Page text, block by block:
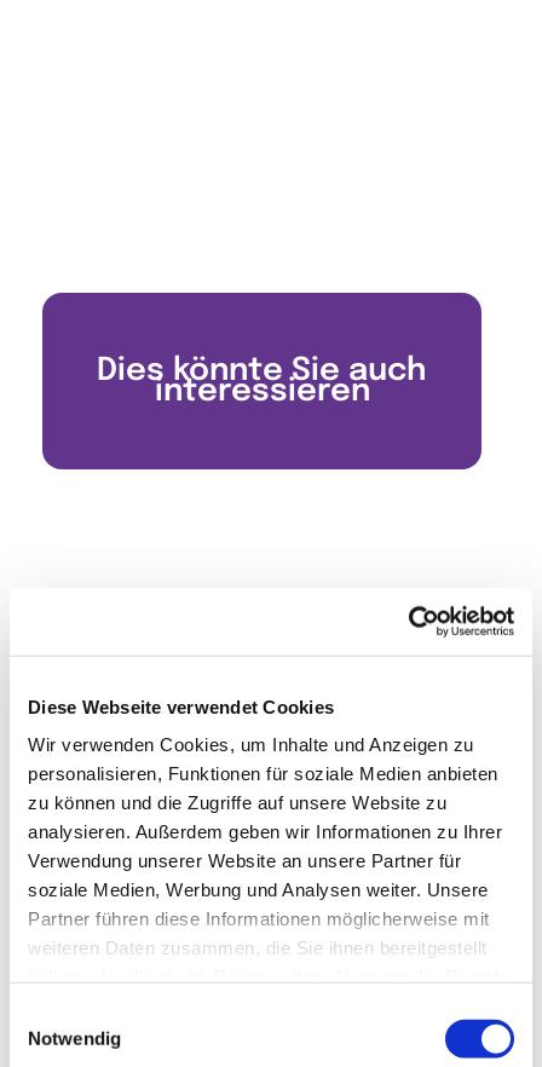
Diese Webseite verwendet Cookies
Wir verwenden Cookies, um Inhalte und Anzeigen zu
personalisieren, Funktionen für soziale Medien anbieten
zu können und die Zugriffe auf unsere Website zu
analysieren. Außerdem geben wir Informationen zu Ihrer
Verwendung unserer Website an unsere Partner für
soziale Medien, Werbung und Analysen weiter. Unsere
Partner führen diese Informationen möglicherweise mit
weiteren Daten zusammen, die Sie ihnen bereitgestellt
Notwendig
Dies könnte Sie auch
interessieren